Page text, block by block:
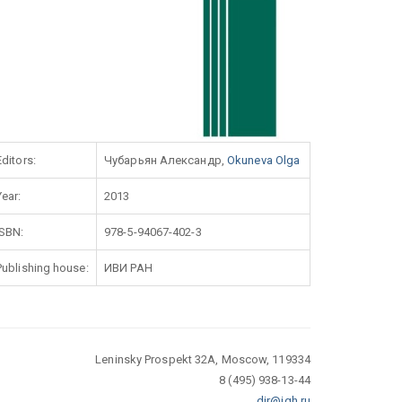
Чубарьян Александр, Okuneva Olga
2013
978-5-94067-402-3
house: ИВИ РАН
Leninsky Prospekt 32A, Moscow, 119334
8 (495) 938-13-44